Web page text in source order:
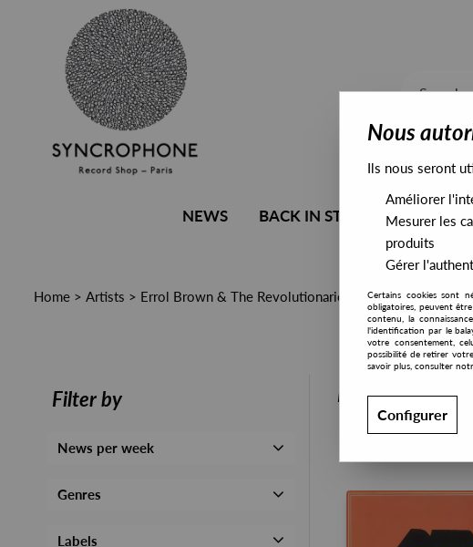
NEWS BACK IN STOCK ALL
Home > Artists > Errol Brown & The Revolutionaries
Filter by
News per week
Genres
Labels
PRESALES
Nous
Ils nous seront
Améliorer
Mesurer les
produits
Gérer
Certains cookies sont
obligatoires, peuvent
contenu, la
l'identification par le
votre consentement,
possibilité de retirer
savoir plus, consulter
Configurer